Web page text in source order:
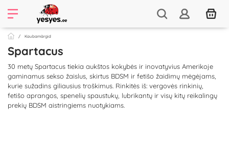
Kaubamärgid
Spartacus
30 metų Spartacus tiekia aukštos kokybės ir inovatyvius Amerikoje
gaminamus sekso žaislus, skirtus BDSM ir fetišo žaidimų mėgėjams,
kurie sužadins giliausius troškimus. Rinkitės iš: vergovės rinkinių,
fetišo aprangos, spenelių spaustukų, lubrikantų ir visų kitų reikalingų
prekių BDSM aistringiems nuotykiams.